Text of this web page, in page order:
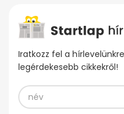
Iratkozz fel a
legérdekesebb cikkekről!